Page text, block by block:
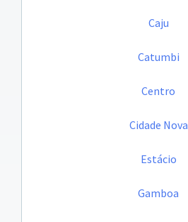
Caju
Catumbi
Centro
Cidade Nova
Estácio
Gamboa